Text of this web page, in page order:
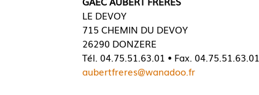
LE DEVOY
715 CHEMIN DU DEVOY
26290 DONZERE
Tél. 04.75.51.63.01 • Fax. 04.75.51.63.01
aubertfreres@wanadoo.fr